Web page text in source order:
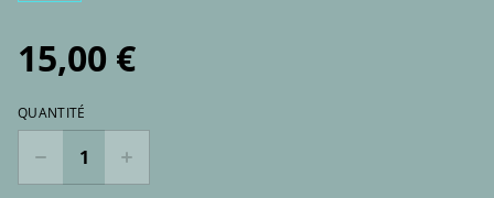
15,00 €
QUANTITÉ